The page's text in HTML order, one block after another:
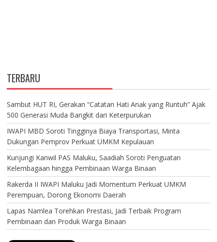
TERBARU
Sambut HUT RI, Gerakan “Catatan Hati Anak yang Runtuh” Ajak
500 Generasi Muda Bangkit dari Keterpurukan
IWAPI MBD Soroti Tingginya Biaya Transportasi, Minta
Dukungan Pemprov Perkuat UMKM Kepulauan
Kunjungi Kanwil PAS Maluku, Saadiah Soroti Penguatan
Kelembagaan hingga Pembinaan Warga Binaan
Rakerda II IWAPI Maluku Jadi Momentum Perkuat UMKM
Perempuan, Dorong Ekonomi Daerah
Lapas Namlea Torehkan Prestasi, Jadi Terbaik Program
Pembinaan dan Produk Warga Binaan